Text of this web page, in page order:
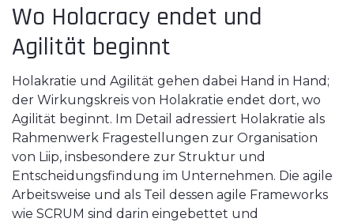
Wo Holacracy endet und
Agilität beginnt
Holakratie und Agilität gehen dabei Hand in Hand;
der Wirkungskreis von Holakratie endet dort, wo
Agilität beginnt. Im Detail adressiert Holakratie als
Rahmenwerk Fragestellungen zur Organisation
von Liip, insbesondere zur Struktur und
Entscheidungsfindung im Unternehmen. Die agile
Arbeitsweise und als Teil dessen agile Frameworks
wie SCRUM sind darin eingebettet und